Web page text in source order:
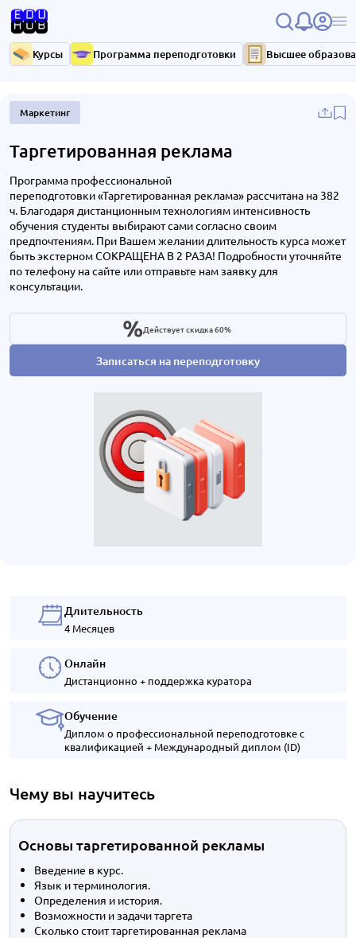
Курсы Программа переподготовки Высшее
Маркетинг
Таргетированная реклама
Программа профессиональной
переподготовки «Таргетированная реклама» рассчитана на 382
ч. Благодаря дистанционным технологиям интенсивность
обучения студенты выбирают сами согласно своим
предпочтениям. При Вашем желании длительность курса может
быть экстерном СОКРАЩЕНА В 2 РАЗА! Подробности уточняйте
по телефону на сайте или отправьте нам заявку для
консультации.
Записаться на переподготовку
Действует скидка 60%
Длительность
4 Месяцев
Онлайн
Дистанционно + поддержка куратора
Обучение
Диплом о профессиональной переподготовке с
квалификацией + Международный диплом (ID)
Чему вы научитесь
Основы таргетированной рекламы
Введение в курс.
Язык и терминология.
Определения и история.
Возможности и задачи таргета
Сколько стоит таргетированная реклама